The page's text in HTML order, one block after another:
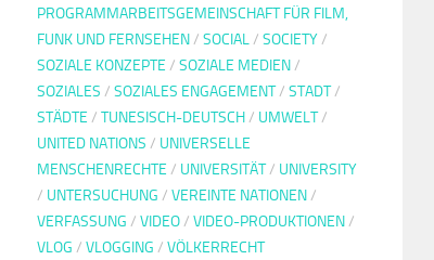
PROGRAMMARBEITSGEMEINSCHAFT FÜR FILM,
FUNK UND FERNSEHEN/ SOCIAL/ SOCIETY/
SOZIALE KONZEPTE / SOZIALE MEDIEN/
SOZIALES / SOZIALES ENGAGEMENT/ STADT/
STÄDTE / TUNESISCH-DEUTSCH/ UMWELT/
UNITED NATIONS / UNIVERSELLE
MENSCHENRECHTE / UNIVERSITÄT/ UNIVERSITY
/ UNTERSUCHUNG / VEREINTE NATIONEN/
VERFASSUNG / VIDEO/ VIDEO-PRODUKTIONEN/
VLOG / VLOGGING / VÖLKERRECHT